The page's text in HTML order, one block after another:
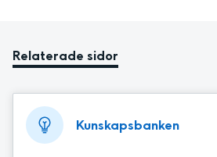
Relaterade sidor
Kunskapsbanken